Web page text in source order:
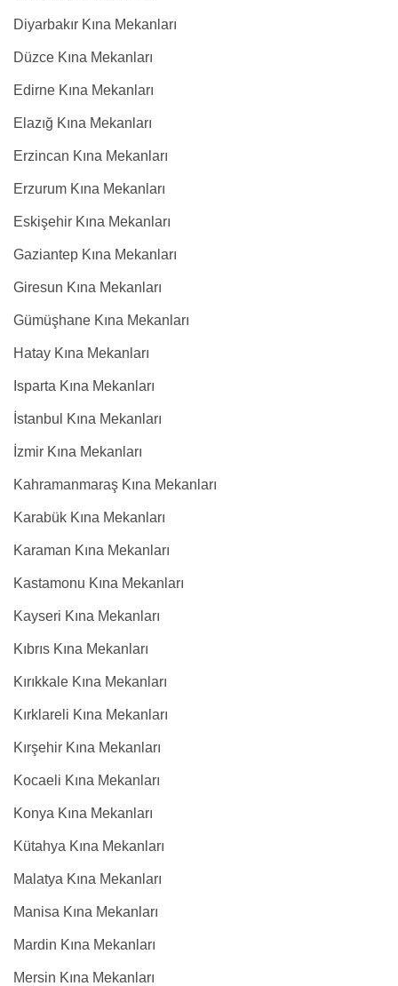
Diyarbakır Kına Mekanları
Düzce Kına Mekanları
Edirne Kına Mekanları
Elazığ Kına Mekanları
Erzincan Kına Mekanları
Erzurum Kına Mekanları
Eskişehir Kına Mekanları
Gaziantep Kına Mekanları
Giresun Kına Mekanları
Gümüşhane Kına Mekanları
Hatay Kına Mekanları
Isparta Kına Mekanları
İstanbul Kına Mekanları
İzmir Kına Mekanları
Kahramanmaraş Kına Mekanları
Karabük Kına Mekanları
Karaman Kına Mekanları
Kastamonu Kına Mekanları
Kayseri Kına Mekanları
Kıbrıs Kına Mekanları
Kırıkkale Kına Mekanları
Kırklareli Kına Mekanları
Kırşehir Kına Mekanları
Kocaeli Kına Mekanları
Konya Kına Mekanları
Kütahya Kına Mekanları
Malatya Kına Mekanları
Manisa Kına Mekanları
Mardin Kına Mekanları
Mersin Kına Mekanları